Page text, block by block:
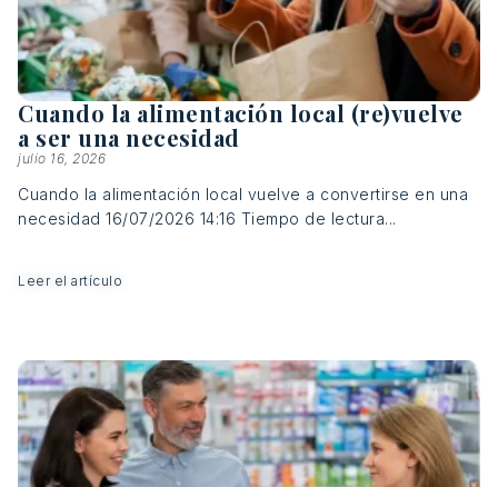
Cuando la alimentación local (re)vuelve
a ser una necesidad
julio 16, 2026
Cuando la alimentación local vuelve a convertirse en una
necesidad 16/07/2026 14:16 Tiempo de lectura...
Leer el artículo